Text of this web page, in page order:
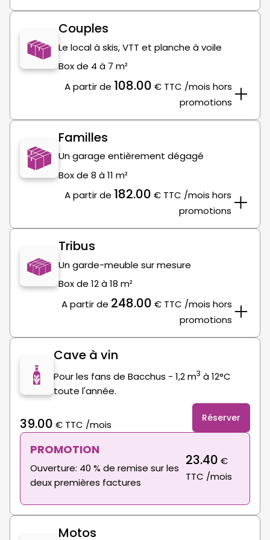
Couples
Le local à skis, VTT et planche à voile
Box de 4 à 7 m²
A partir de 108.00 € TTC /mois hors
promotions
Familles
Un garage entièrement dégagé
Box de 8 à 11 m²
A partir de 182.00 € TTC /mois hors
promotions
Tribus
Un garde-meuble sur mesure
Box de 12 à 18 m²
A partir de 248.00 € TTC /mois hors
promotions
Cave à vin
Pour les fans de Bacchus - 1,2 m3 à 12°C
toute l'année.
39.00 € TTC /mois
Réserver
PROMOTION
Ouverture: 40 % de remise sur les
deux premières factures
23.40 €
TTC /mois
Motos